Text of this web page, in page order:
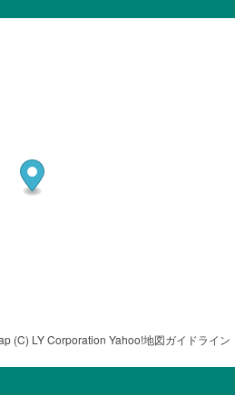
(C) LY Corporation Yahoo!地図ガイドライン